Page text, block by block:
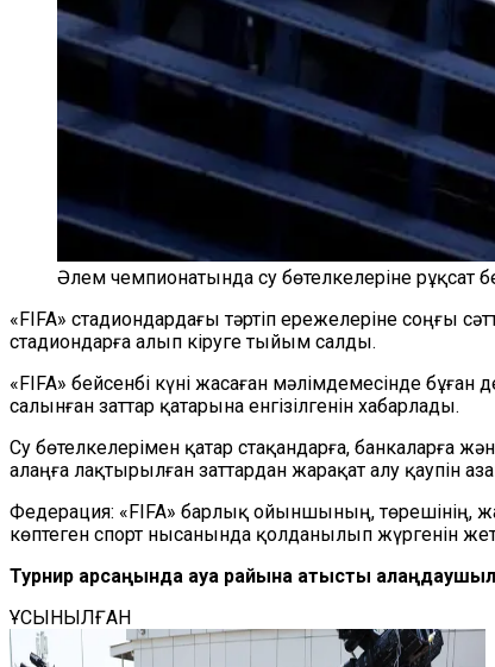
Әлем чемпионатында су бөтелкелеріне рұқсат
«FIFA» стадиондардағы тәртіп ережелеріне соңғы
стадиондарға алып кіруге тыйым салды.
«FIFA» бейсенбі күні жасаған мәлімдемесінде
салынған заттар қатарына енгізілгенін хабарлады.
Су бөтелкелерімен қатар стақандарға,
алаңға лақтырылған заттардан жарақат алу қаупін
Федерация: «FIFA» барлық ойыншының, төрешінің,
көптеген спорт нысанында қолданылып жүргенін
Турнир қарсаңында ауа райына қатысты
ҰСЫНЫЛҒАН